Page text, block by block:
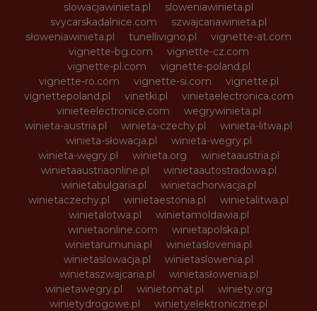
slowacjawinieta.pl
sloweniawinieta.pl
svycarskadalnice.com
szwajcariawinieta.pl
słoweniawinieta.pl
tunellivigno.pl
vignette-at.com
vignette-bg.com
vignette-cz.com
vignette-pl.com
vignette-poland.pl
vignette-ro.com
vignette-si.com
vignette.pl
vignettepoland.pl
vinetki.pl
vinietaelectronica.com
vinieteelectronice.com
wegrywinieta.pl
winieta-austria.pl
winieta-czechy.pl
winieta-litwa.pl
winieta-słowacja.pl
winieta-wegry.pl
winieta-węgry.pl
winieta.org
winietaaustria.pl
winietaaustriaonline.pl
winietaautostradowa.pl
winietabulgaria.pl
winietachorwacja.pl
winietaczechy.pl
winietaestonia.pl
winietalitwa.pl
winietalotwa.pl
winietamoldawia.pl
winietaonline.com
winietapolska.pl
winietarumunia.pl
winietaslovenia.pl
winietaslowacja.pl
winietaslowenia.pl
winietaszwajcaria.pl
winietasłowenia.pl
winietawegry.pl
winietomat.pl
winiety.org
winietydrogowe.pl
winietyelektroniczne.pl